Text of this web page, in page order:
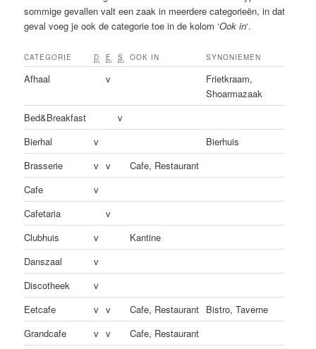
sommige gevallen valt een zaak in meerdere categorieën, in dat
geval voeg je ook de categorie toe in de kolom ‘Ook in‘.
CATEGORIE D E S OOK IN SYNONIEMEN
Afhaal v
Frietkraam,
Shoarmazaak
Bed&Breakfast
v
Bierhal
v
Bierhuis
Brasserie
v v
Cafe, Restaurant
Cafe
v
Cafetaria
v
Clubhuis
v
Kantine
Danszaal
v
Discotheek
v
Eetcafe
v v Cafe, Restaurant Bistro, Taverne
Grandcafe
v v
Cafe, Restaurant